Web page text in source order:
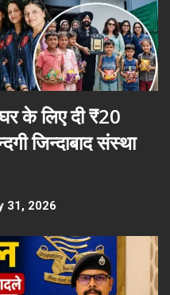
के लिए दी ₹20
जिन्दाबाद संस्था
31, 2026